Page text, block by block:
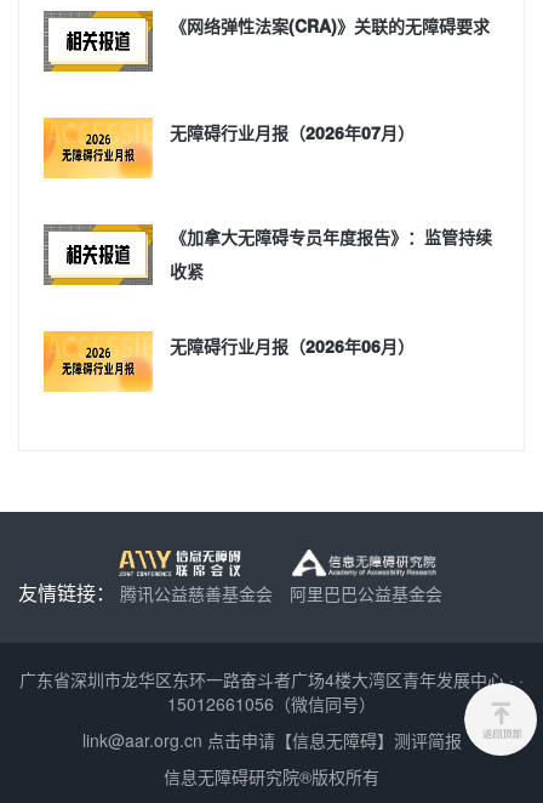
《网络弹性法案(CRA)》关联的无障碍要求
无障碍行业月报（2026年07月）
《加拿大无障碍专员年度报告》：监管持续
收紧
无障碍行业月报（2026年06月）
友情链接： 腾讯公益慈善基金会 阿里巴巴公益基金会
广东省深圳市龙华区东环一路奋斗者广场4楼大湾区青年发展中心· ·
15012661056（微信同号）
link@aar.org.cn 点击申请【信息无障碍】测评简报
信息无障碍研究院®版权所有